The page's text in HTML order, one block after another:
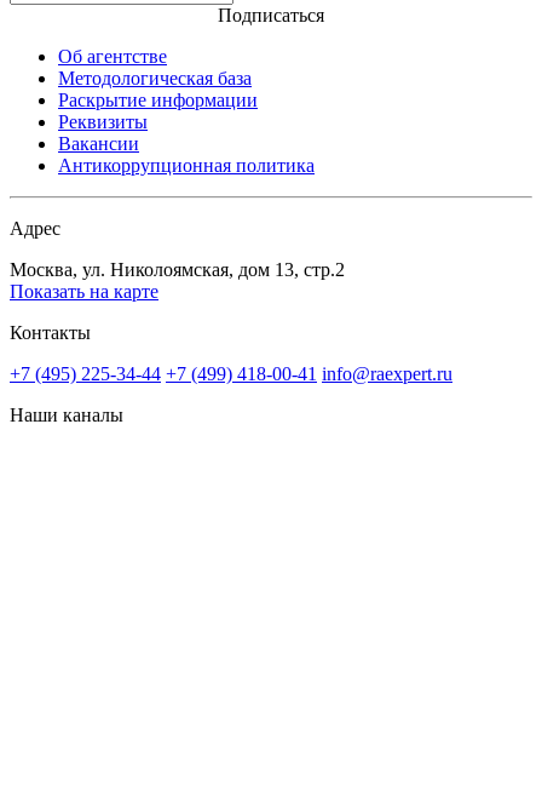
Подписаться
Об агентстве
Методологическая база
Раскрытие информации
Реквизиты
Вакансии
Антикоррупционная политика
Адрес
Москва, ул. Николоямская, дом 13, стр.2
Показать на карте
Контакты
+7 (495) 225-34-44 +7 (499) 418-00-41 info@raexpert.ru
Наши каналы